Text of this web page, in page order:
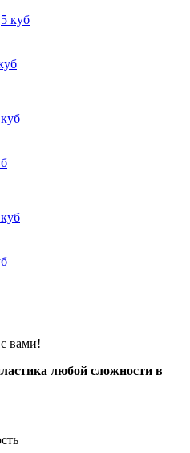
вами!
любой сложности в